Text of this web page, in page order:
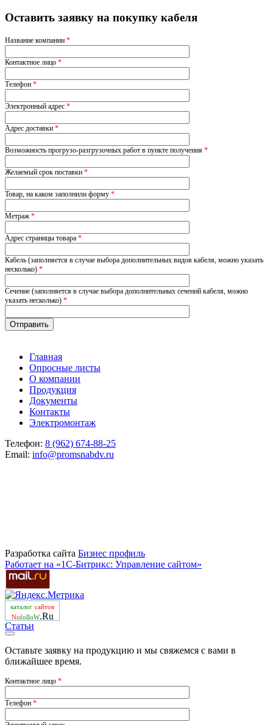
Оставить заявку на покупку кабеля
Название компании *
Контактное лицо *
Телефон *
Электронный адрес *
Адрес доставки *
Возможность прогрузо-разгрузочных работ в пункте получения *
Желаемый срок поставки *
Товар, на каком заполнили форму *
Метраж*
Адрес страницы товара *
Кабель (заполняется в случае выбора дополнительных видов кабеля, можно указать
несколько) *
Сечение (заполняется в случае выбора дополнительных сечений кабеля, можно
указать несколько) *
Главная
Опросные листы
О компании
Продукция
Документы
Контакты
Электромонтаж
Телефон: 8 (962) 674-88-25
Email: info@promsnabdv.ru
Разработка сайта Бизнеc профиль
Работает на «1С-Битрикс: Управление сайтом»
каталог сайтов
NofolloW.Ru
Статьи
Оставьте заявку на продукцию и мы свяжемся с вами в
ближайшее время.
Контактное лицо *
Телефон *